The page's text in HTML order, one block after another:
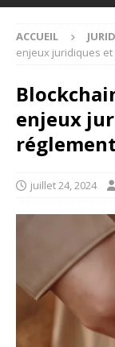
ACCUEIL
enjeux juridiques
enjeux
juillet 24, 2024